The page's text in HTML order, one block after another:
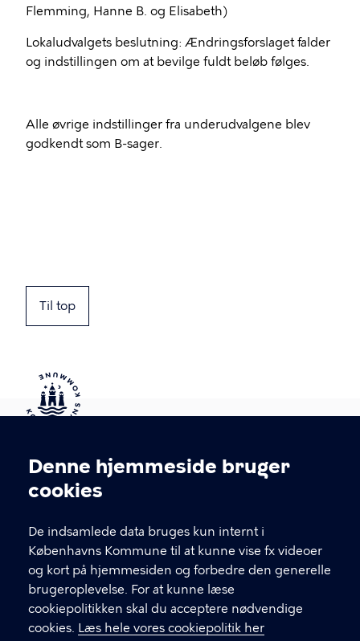
Cookieindstillinger
Denne hjemmeside bruger
cookies
De indsamlede data bruges kun internt i
Københavns Kommune til at kunne vise fx videoer
og kort på hjemmesiden og forbedre den generelle
brugeroplevelse. For at kunne læse
cookiepolitikken skal du acceptere nødvendige
cookies. Læs hele vores cookiepolitik her
Flemming, Hanne B. og Elisabeth)
Lokaludvalgets beslutning: Ændringsforslaget falder
og indstillingen om at bevilge fuldt beløb følges.
Alle øvrige indstillinger fra underudvalgene blev
godkendt som B-sager.
Til top
Kontakt Københavns Kommune
T
fFind andre kontakter her
CVR-nummer64942212
GENVEJE